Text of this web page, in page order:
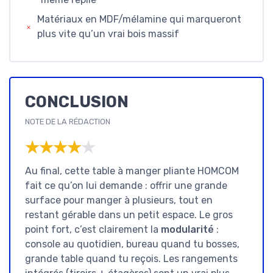
Matériaux en MDF/mélamine qui marqueront
plus vite qu’un vrai bois massif
CONCLUSION
NOTE DE LA RÉDACTION
★★★★★
★★★★★
Au final, cette table à manger pliante HOMCOM
fait ce qu’on lui demande : offrir une grande
surface pour manger à plusieurs, tout en
restant gérable dans un petit espace. Le gros
point fort, c’est clairement la modularité :
console au quotidien, bureau quand tu bosses,
grande table quand tu reçois. Les rangements